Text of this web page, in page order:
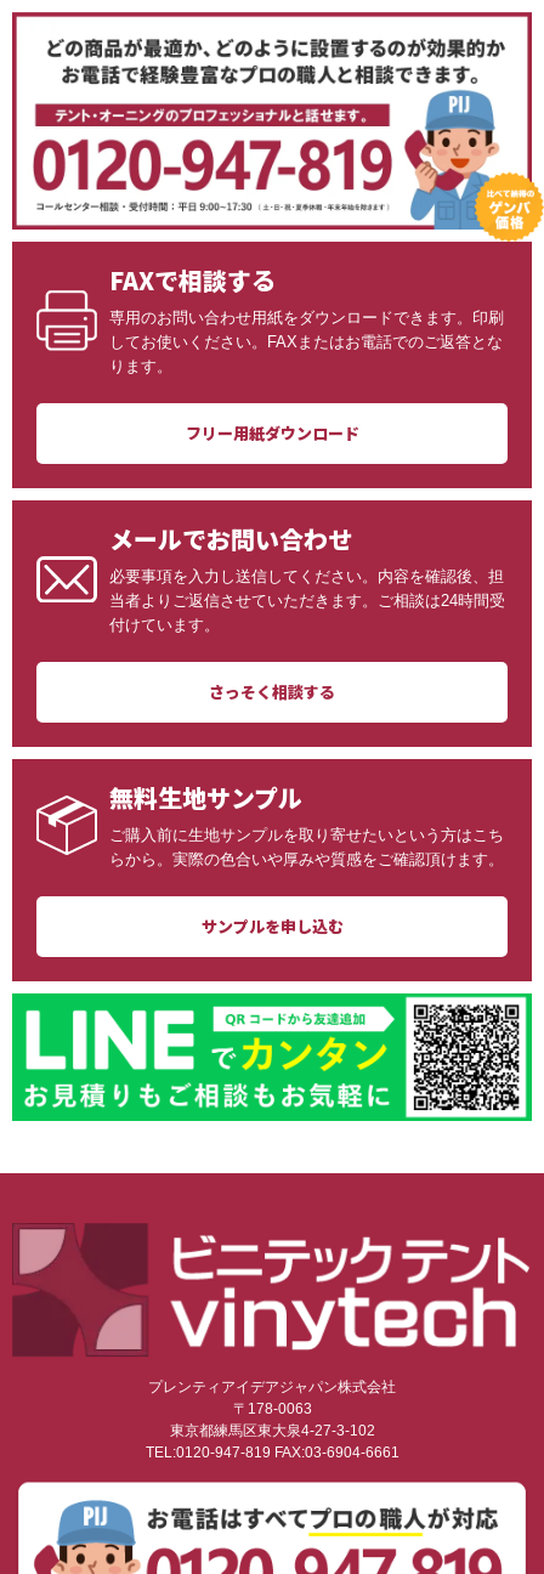
FAXで相談する
専用のお問い合わせ用紙をダウンロードできます。印刷
してお使いください。FAXまたはお電話でのご返答とな
ります。
フリー用紙ダウンロード
メールでお問い合わせ
必要事項を入力し送信してください。内容を確認後、担
当者よりご返信させていただきます。ご相談は24時間受
付けています。
さっそく相談する
無料生地サンプル
ご購入前に生地サンプルを取り寄せたいという方はこち
らから。実際の色合いや厚みや質感をご確認頂けます。
サンプルを申し込む
プレンティアイデアジャパン株式会社
〒178-0063
東京都練馬区東大泉4-27-3-102
TEL:0120-947-819 FAX:03-6904-6661